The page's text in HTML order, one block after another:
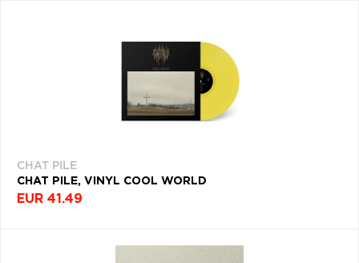
CHAT PILE
CHAT PILE, VINYL COOL WORLD
EUR 41.49